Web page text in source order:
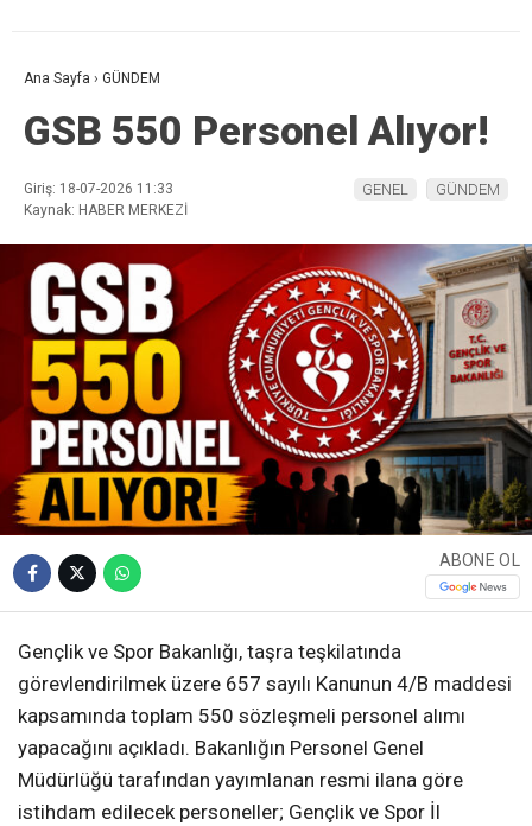
Ana Sayfa › GÜNDEM
GSB 550 Personel Alıyor!
Giriş: 18-07-2026 11:33
Kaynak: HABER MERKEZİ
GENEL GÜNDEM
ABONE OL
Gençlik ve Spor Bakanlığı, taşra teşkilatında
görevlendirilmek üzere 657 sayılı Kanunun 4/B maddesi
kapsamında toplam 550 sözleşmeli personel alımı
yapacağını açıkladı. Bakanlığın Personel Genel
Müdürlüğü tarafından yayımlanan resmi ilana göre
istihdam edilecek personeller; Gençlik ve Spor İl